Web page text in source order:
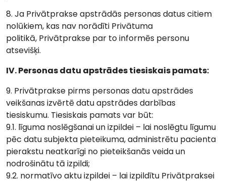
8. Ja Privātprakse apstrādās personas datus citiem
nolūkiem, kas nav norādīti Privātuma
politikā, Privātprakse par to informēs personu
atsevišķi.
IV. Personas datu apstrādes tiesiskais pamats:
9. Privātprakse pirms personas datu apstrādes
veikšanas izvērtē datu apstrādes darbības
tiesiskumu. Tiesiskais pamats var būt:
9.1. līguma noslēgšanai un izpildei – lai noslēgtu līgumu
pēc datu subjekta pieteikuma, administrētu pacienta
pierakstu neatkarīgi no pieteikšanās veida un
nodrošinātu tā izpildi;
9.2. normatīvo aktu izpildei – lai izpildītu Privātpraksei